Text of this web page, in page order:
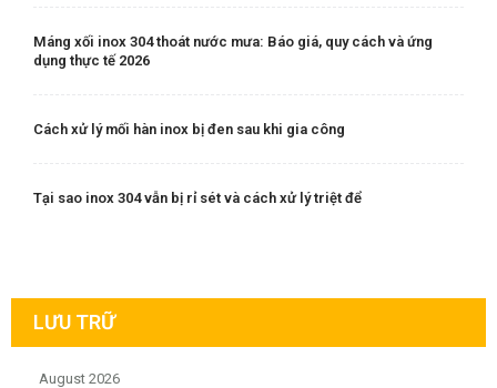
Máng xối inox 304 thoát nước mưa: Báo giá, quy cách và ứng
dụng thực tế 2026
Cách xử lý mối hàn inox bị đen sau khi gia công
Tại sao inox 304 vẫn bị rỉ sét và cách xử lý triệt để
LƯU TRỮ
August 2026